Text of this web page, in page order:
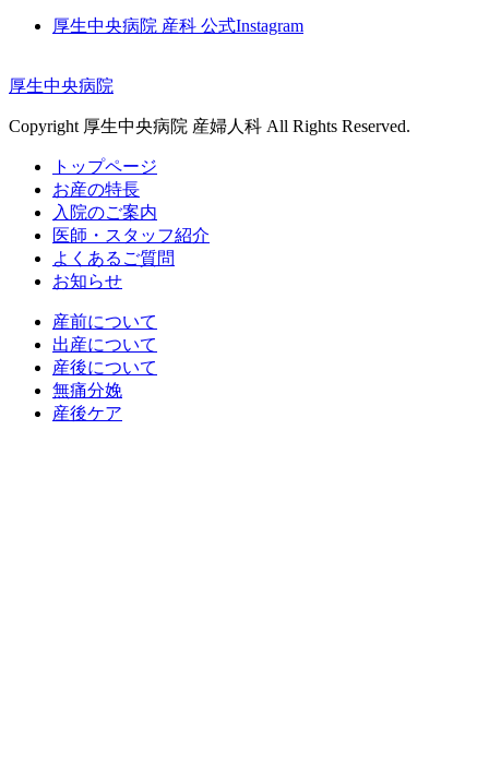
厚生中央病院 産科 公式Instagram
厚生中央病院
Copyright 厚生中央病院 産婦人科 All Rights Reserved.
トップページ
お産の特長
入院のご案内
医師・スタッフ紹介
よくあるご質問
お知らせ
産前について
出産について
産後について
無痛分娩
産後ケア